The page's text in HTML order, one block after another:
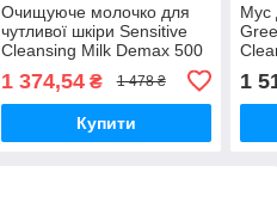
Очищуюче молочко для
чутливої шкіри Sensitive
Cleansing Milk Demax 500
1 374,54₴ 1 478 ₴
Купити
Мус
1